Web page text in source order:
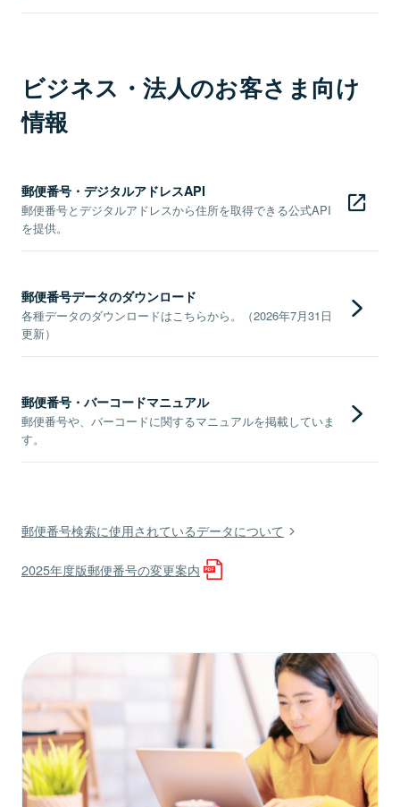
ビジネス・法人のお客さま向け
情報
郵便番号・デジタルアドレスAPI
郵便番号とデジタルアドレスから住所を取得できる公式API
を提供。
郵便番号データのダウンロード
各種データのダウンロードはこちらから。（2026年7月31日
更新）
郵便番号・バーコードマニュアル
郵便番号や、バーコードに関するマニュアルを掲載していま
す。
郵便番号検索に使用されているデータについて
2025年度版郵便番号の変更案内